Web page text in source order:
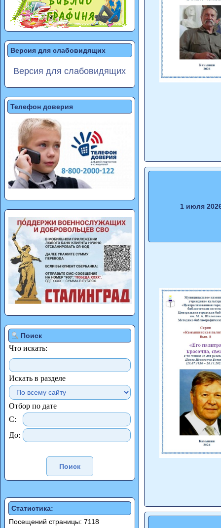
Версия для слабовидящих
Версия для слабовидящих
Телефон доверия
Поиск
Что искать:
Искать в разделе
Отбор по дате
С:
До:
Статистика:
Посещений страницы: 7118
1 июля